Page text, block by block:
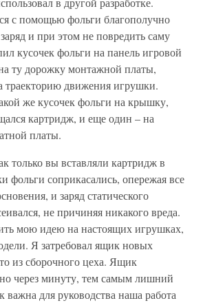
с помощью фольги благополучно
и при этом не повредить саму
кусочек фольги на панель игровой
ту дорожку монтажной платы,
траекторию движения игрушки.
же кусочек фольги на крышку,
картридж, и еще один – на
платы.
только вы вставляли картридж в
фольги соприкасались, опережая все
и заряд статического
не причиняя никакого вреда.
мою идею на настоящих игрушках,
Я затребовал ящик новых
из сборочного цеха. Ящик
через минуту, тем самым лишний
важна для руководства наша работа